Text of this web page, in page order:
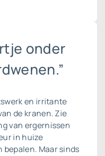
onder
en irritante
de kranen. Zie
van ergernissen
in huize
bepalen. Maar sinds